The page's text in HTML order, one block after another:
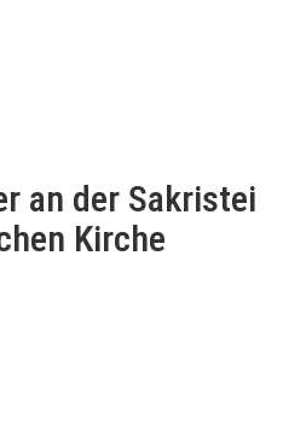
an der Sakristei
Kirche